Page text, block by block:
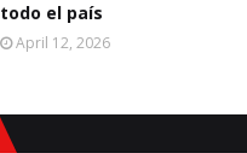
todo el país
April 12, 2026